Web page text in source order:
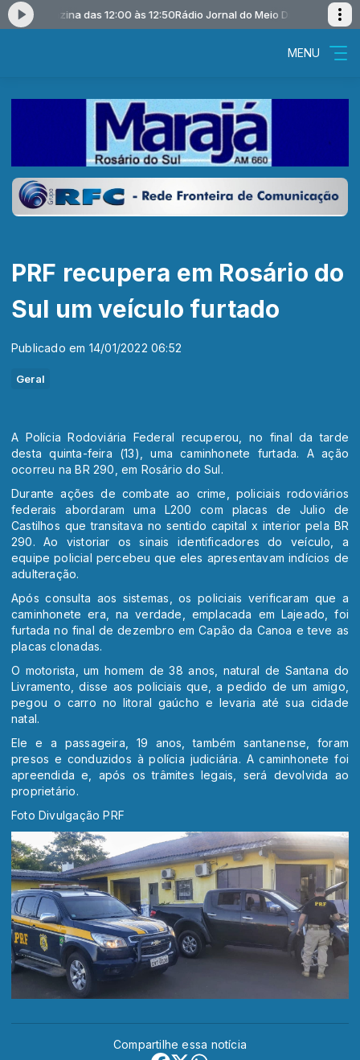
Guazina das 12:00 às 12:50Rádio Jornal do Meio Dia com Moacir
MENU
PRF recupera em Rosário do
Sul um veículo furtado
Publicado em 14/01/2022 06:52
Geral
A Polícia Rodoviária Federal recuperou, no final da tarde
desta quinta-feira (13), uma caminhonete furtada. A ação
ocorreu na BR 290, em Rosário do Sul.
Durante ações de combate ao crime, policiais rodoviários
federais abordaram uma L200 com placas de Julio de
Castilhos que transitava no sentido capital x interior pela BR
290. Ao vistoriar os sinais identificadores do veículo, a
equipe policial percebeu que eles apresentavam indícios de
adulteração.
Após consulta aos sistemas, os policiais verificaram que a
caminhonete era, na verdade, emplacada em Lajeado, foi
furtada no final de dezembro em Capão da Canoa e teve as
placas clonadas.
O motorista, um homem de 38 anos, natural de Santana do
Livramento, disse aos policiais que, a pedido de um amigo,
pegou o carro no litoral gaúcho e levaria até sua cidade
natal.
Ele e a passageira, 19 anos, também santanense, foram
presos e conduzidos à polícia judiciária. A caminhonete foi
apreendida e, após os trâmites legais, será devolvida ao
proprietário.
Foto Divulgação PRF
Compartilhe essa notícia